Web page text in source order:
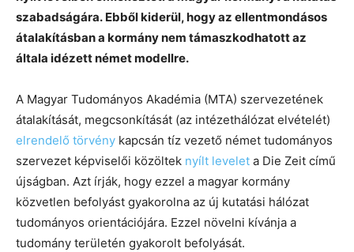
szabadságára. Ebből kiderül, hogy az ellentmondásos
átalakításban a kormány nem támaszkodhatott az
általa idézett német modellre.
A Magyar Tudományos Akadémia (MTA) szervezetének
átalakítását, megcsonkítását (az intézethálózat elvételét)
elrendelő törvény kapcsán tíz vezető német tudományos
szervezet képviselői közöltek nyílt levelet a Die Zeit című
újságban. Azt írják, hogy ezzel a magyar kormány
közvetlen befolyást gyakorolna az új kutatási hálózat
tudományos orientációjára. Ezzel növelni kívánja a
tudomány területén gyakorolt ​​befolyását.